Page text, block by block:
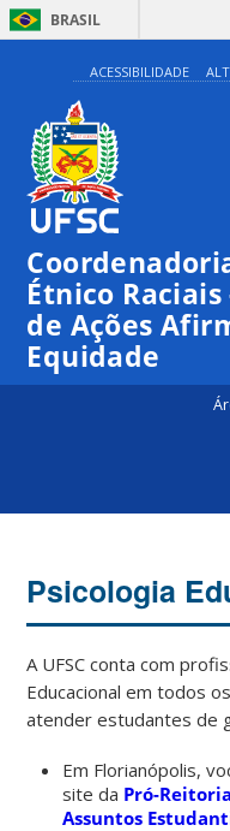
BRASIL
ACESSIBILIDADE
Étnico
de Ações
Equidade
Psicologia
A UFSC conta com
Educacional em todos
atender estudantes de
Em Florianópolis,
site da Pró-
Assuntos